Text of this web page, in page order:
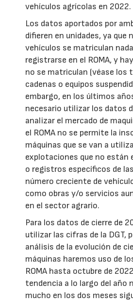
vehículos agrícolas en 2022.
Los datos aportados por
difieren en unidades, ya que
vehículos se matriculan
registrarse en el ROMA, y
no se matriculan (véase los
cadenas o equipos
embargo, en los últimos
necesario utilizar los datos
analizar el mercado de
el ROMA no se permite la
máquinas que se van a
explotaciones que no están
o registros específicos de
número creciente de
como obras y/o servicios
en el sector agrario.
Para los datos de cierre de
utilizar las cifras de la DGT,
análisis de la evolución de
máquinas haremos uso de
ROMA hasta octubre de
tendencia a lo largo del año
mucho en los dos meses